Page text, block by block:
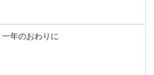
一年のおわりに